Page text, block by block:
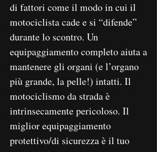
di fattori come il modo in cui il
motociclista cade e si “difende”
durante lo scontro. Un
equipaggiamento completo aiuta a
mantenere gli organi (e l’organo
più grande, la pelle!) intatti. Il
motociclismo da strada è
intrinsecamente pericoloso. Il
miglior equipaggiamento
protettivo/di sicurezza è il tuo